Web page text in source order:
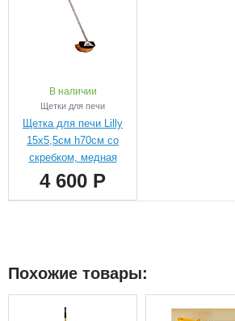
В наличии
Щетки для печи
Щетка для печи Lilly
15х5,5см h70см со
скребком, медная
4 600 Р
Похожие товары: